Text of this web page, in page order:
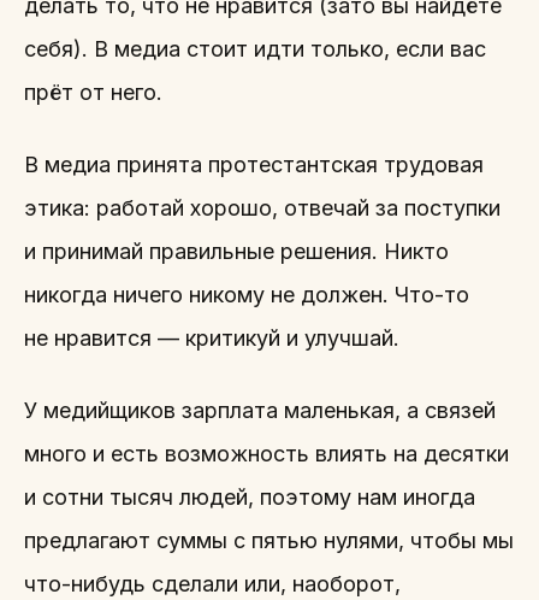
делать то, что не нравится (зато вы найдёте
себя). В медиа стоит идти только, если вас
прёт от него.
В медиа принята протестантская трудовая
этика: работай хорошо, отвечай за поступки
и принимай правильные решения. Никто
никогда ничего никому не должен. Что-то
не нравится — критикуй и улучшай.
У медийщиков зарплата маленькая, а связей
много и есть возможность влиять на десятки
и сотни тысяч людей, поэтому нам иногда
предлагают суммы с пятью нулями, чтобы мы
что-нибудь сделали или, наоборот,